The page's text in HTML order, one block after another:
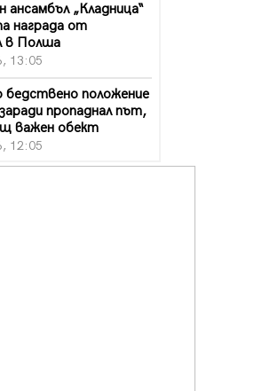
ансамбъл „Кладница“
награда от
в Полша
13:05
бедствено положение
пропаднал път,
важен обект
12:05
на жегите с филм